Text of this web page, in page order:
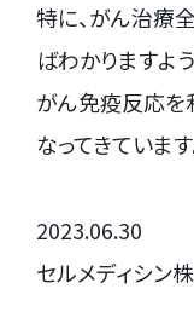
特に、がん治療
ばわかりますよ
がん免疫反応を
なってきています
2023.06.30
セルメディシン